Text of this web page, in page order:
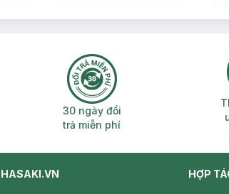
phí 2H 30 ngày đổi trả miễn phí
30 ngày đổi
trả miễn phí
HỢP